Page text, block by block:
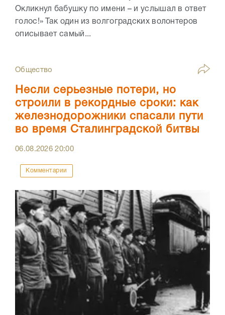
Окликнул бабушку по имени – и услышал в ответ
голос!» Так один из волгоградских волонтеров
описывает самый...
Общество
Несли серьезные потери, но
строили в рекордные сроки: как
железнодорожники спасали пути
во время Сталинградской битвы
06.08.202620:00
Комментарии